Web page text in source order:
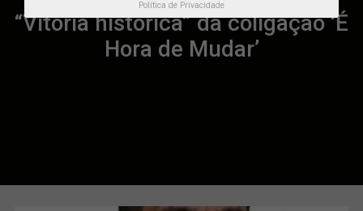
“Vitória histórica” da coligação ‘É
Hora de Mudar’
Política de Privacidade